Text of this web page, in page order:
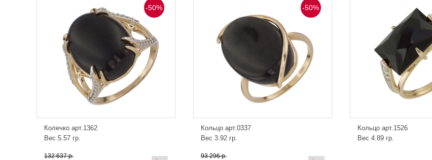
-50%
Колечко арт.1362
Вес 5.57 гр.
132 637 р.
-50%
Кольцо арт.0337
Вес 3.92 гр.
93 296 р.
Кольцо арт.1526
Вес 4.89 гр.